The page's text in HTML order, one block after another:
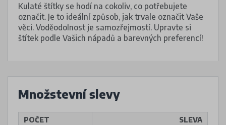
Kulaté štítky se hodí na cokoliv, co potřebujete
označit. Je to ideální způsob, jak trvale označit Vaše
věci. Voděodolnost je samozřejmostí. Upravte si
štítek podle Vašich nápadů a barevných preferencí!
Množstevní slevy
POČET SLEVA